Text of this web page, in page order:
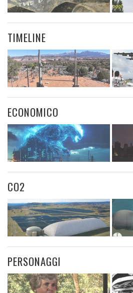
TIMELINE
ECONOMICO
CO2
PERSONAGGI